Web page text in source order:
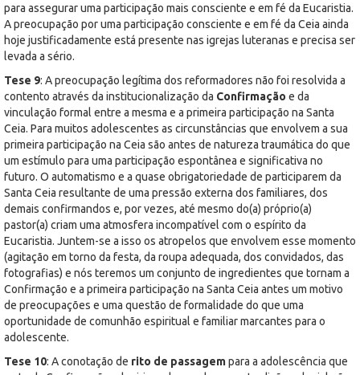
para assegurar uma participação mais consciente e em fé da Eucaristia.
A preocupação por uma participação consciente e em fé da Ceia ainda
hoje justificadamente está presente nas igrejas luteranas e precisa ser
levada a sério.
Tese 9: A preocupação legítima dos reformadores não foi resolvida a
contento através da institucionalização da Confirmação e da
vinculação formal entre a mesma e a primeira participação na Santa
Ceia. Para muitos adolescentes as circunstâncias que envolvem a sua
primeira participação na Ceia são antes de natureza traumática do que
um estímulo para uma participação espontânea e significativa no
futuro. O automatismo e a quase obrigatoriedade de participarem da
Santa Ceia resultante de uma pressão externa dos familiares, dos
demais confirmandos e, por vezes, até mesmo do(a) próprio(a)
pastor(a) criam uma atmosfera incompatível com o espírito da
Eucaristia. Juntem-se a isso os atropelos que envolvem esse momento
(agitação em torno da festa, da roupa adequada, dos convidados, das
fotografias) e nós teremos um conjunto de ingredientes que tornam a
Confirmação e a primeira participação na Santa Ceia antes um motivo
de preocupações e uma questão de formalidade do que uma
oportunidade de comunhão espiritual e familiar marcantes para o
adolescente.
Tese 10: A conotação de rito de passagempara a adolescência que